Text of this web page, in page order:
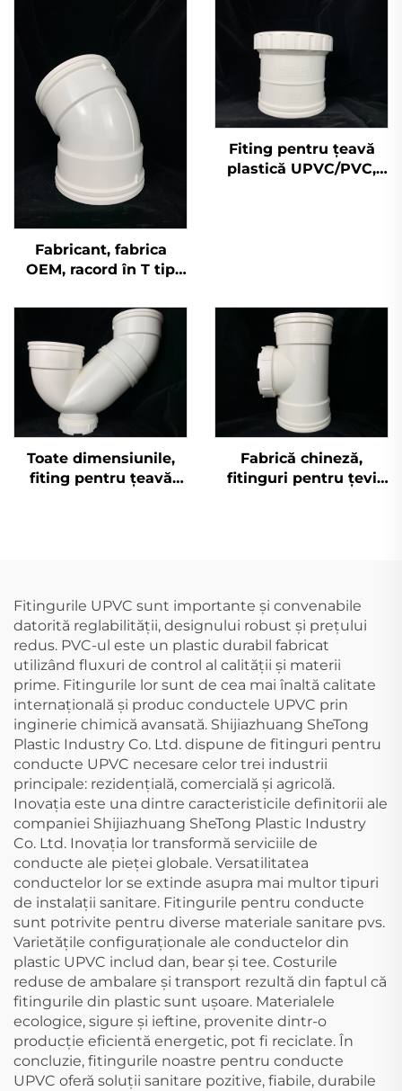
Fabricant, fabrica
OEM, racord în T tip
drenaj PVC GB 110mm,
fitinguri pentru țeavă
UPVC, cot la 45 de
grade
Fiting pentru țeavă
plastică UPVC/PVC,
Toate dimensiunile,
fiting pentru țeavă
Fabrică chineză,
fitinguri pentru țevi
Fitingurile UPVC sunt importante și convenabile
datorită reglabilității, designului robust și prețului
redus. PVC-ul este un plastic durabil fabricat
utilizând fluxuri de control al calității și materii
prime. Fitingurile lor sunt de cea mai înaltă calitate
internațională și produc conductele UPVC prin
inginerie chimică avansată. Shijiazhuang SheTong
Plastic Industry Co. Ltd. dispune de fitinguri pentru
conducte UPVC necesare celor trei industrii
principale: rezidențială, comercială și agricolă.
Inovația este una dintre caracteristicile definitorii ale
companiei Shijiazhuang SheTong Plastic Industry
Co. Ltd. Inovația lor transformă serviciile de
conducte ale pieței globale. Versatilitatea
conductelor lor se extinde asupra mai multor tipuri
de instalații sanitare. Fitingurile pentru conducte
sunt potrivite pentru diverse materiale sanitare pvs.
Varietățile configuraționale ale conductelor din
plastic UPVC includ dan, bear și tee. Costurile
reduse de ambalare și transport rezultă din faptul că
fitingurile din plastic sunt ușoare. Materialele
ecologice, sigure și ieftine, provenite dintr-o
producție eficientă energetic, pot fi reciclate. În
concluzie, fitingurile noastre pentru conducte
UPVC oferă soluții sanitare pozitive, fiabile, durabile